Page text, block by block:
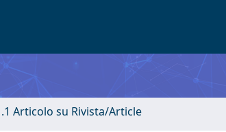
Articolo su Rivista/Article